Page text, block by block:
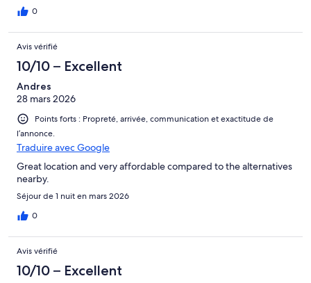
0
Avis vérifié
10/10 – Excellent
Andres
28 mars 2026
Points forts : Propreté, arrivée, communication et exactitude de
l’annonce.
Traduire avec Google
Great location and very affordable compared to the alternatives
nearby.
Séjour de 1 nuit en mars 2026
0
Avis vérifié
10/10 – Excellent